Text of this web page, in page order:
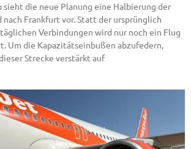
sieht die neue Planung eine Halbierung der
nach Frankfurt vor. Statt der ursprünglich
Verbindungen wird nur noch ein Flug
Um die Kapazitätseinbußen abzufedern,
Strecke verstärkt auf